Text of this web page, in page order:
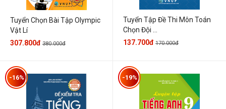
Tuyển Chọn Bài Tập Olympic
Vật Lí
307.800đ 380.000đ
Tuyển Tập Đề Thi Môn Toán
Chọn Đội ...
137.700đ 170.000đ
-16% -19%